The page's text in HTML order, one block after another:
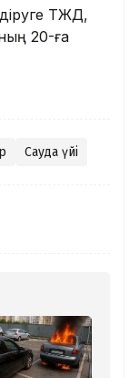
ТЖД,
20-ға
Сауда үйі